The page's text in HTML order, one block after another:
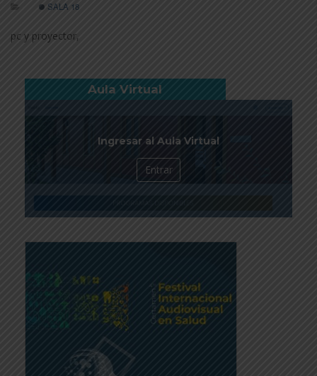
SALA 18
pc y proyector,
Aula Virtual
Ingresar al Aula Virtual
Entrar